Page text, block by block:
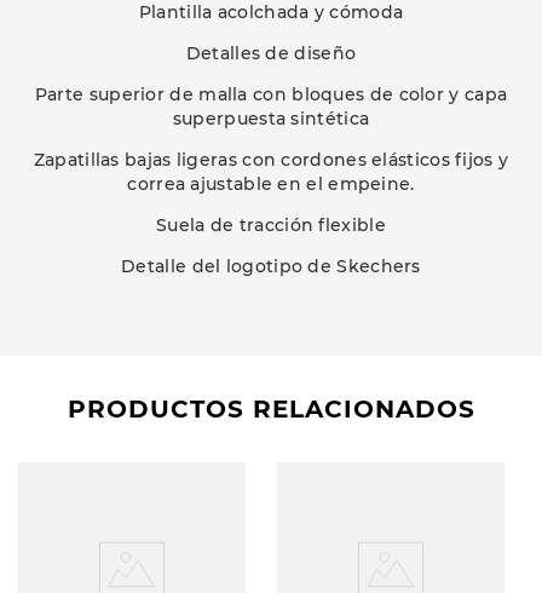
Plantilla acolchada y cómoda
Detalles de diseño
Parte superior de malla con bloques de color y capa
superpuesta sintética
Zapatillas bajas ligeras con cordones elásticos fijos y
correa ajustable en el empeine.
Suela de tracción flexible
Detalle del logotipo de Skechers
PRODUCTOS RELACIONADOS